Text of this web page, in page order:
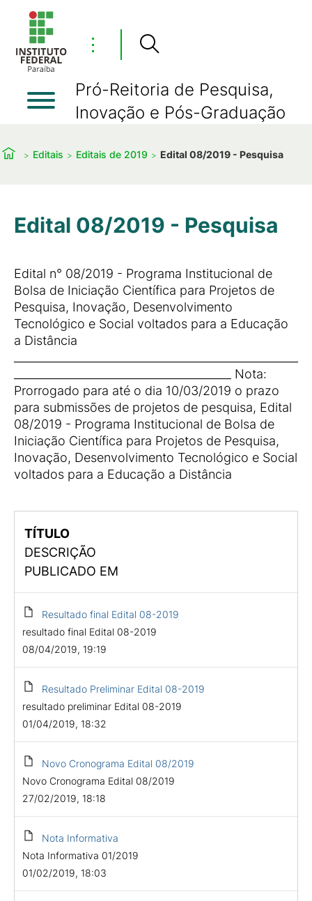
⋮
Pró-Reitoria de Pesquisa,
Inovação e Pós-Graduação
Editais Editais de 2019 Edital 08/2019 - Pesquisa
Edital 08/2019 - Pesquisa
Edital n° 08/2019 - Programa Institucional de
Bolsa de Iniciação Científica para Projetos de
Pesquisa, Inovação, Desenvolvimento
Tecnológico e Social voltados para a Educação
a Distância
_______________________________________ Nota:
Prorrogado para até o dia 10/03/2019 o prazo
para submissões de projetos de pesquisa, Edital
08/2019 - Programa Institucional de Bolsa de
Iniciação Científica para Projetos de Pesquisa,
Inovação, Desenvolvimento Tecnológico e Social
voltados para a Educação a Distância
TÍTULO
DESCRIÇÃO
PUBLICADO EM
Resultado final Edital 08-2019
resultado final Edital 08-2019
08/04/2019, 19:19
Resultado Preliminar Edital 08-2019
resultado preliminar Edital 08-2019
01/04/2019, 18:32
Novo Cronograma Edital 08/2019
Novo Cronograma Edital 08/2019
27/02/2019, 18:18
Nota Informativa
Nota Informativa 01/2019
01/02/2019, 18:03